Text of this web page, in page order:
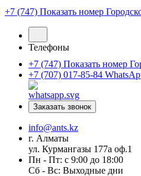
+7 (747) Показать номер
Телефоны
+7 (747) Показать номер
+7 (707) 017-85-84
Заказать звонок
info@ants.kz
г. Алматы
ул. Курмангазы 177а оф.1
Пн - Пт: с 9:00 до 18:00
Сб - Вс: Выходные дни